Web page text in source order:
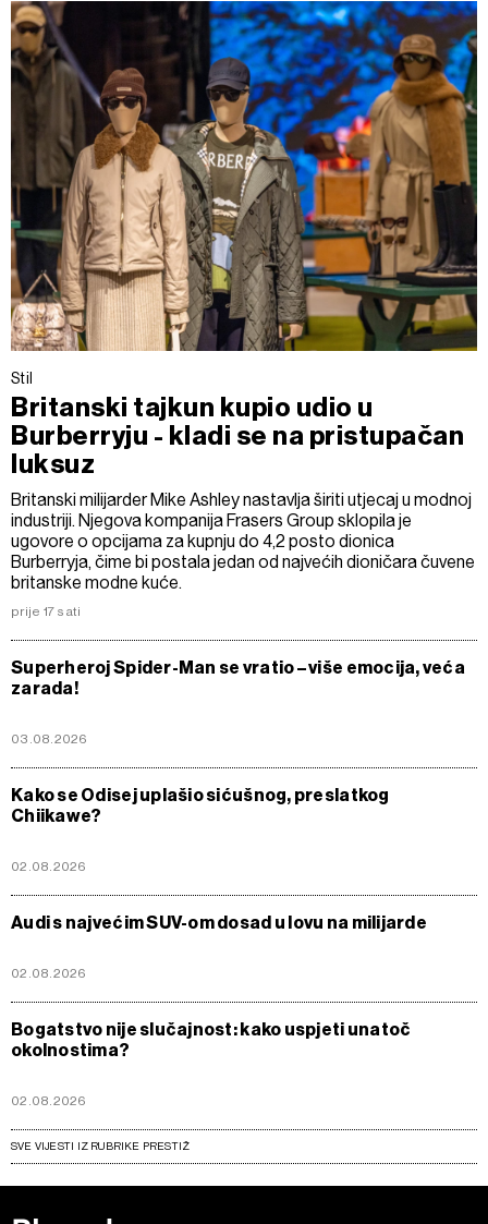
Stil
Britanski tajkun kupio udio u
Burberryju - kladi se na pristupačan
luksuz
Britanski milijarder Mike Ashley nastavlja širiti utjecaj u modnoj
industriji. Njegova kompanija Frasers Group sklopila je
ugovore o opcijama za kupnju do 4,2 posto dionica
Burberryja, čime bi postala jedan od najvećih dioničara čuvene
britanske modne kuće.
prije 17 sati
Superheroj Spider-Man se vratio – više emocija, veća
zarada!
03.08.2026
Kako se Odisej uplašio sićušnog, preslatkog
Chiikawe?
02.08.2026
Audi s najvećim SUV-om dosad u lovu na milijarde
02.08.2026
Bogatstvo nije slučajnost: kako uspjeti unatoč
okolnostima?
02.08.2026
SVE VIJESTI IZ RUBRIKE PRESTIŽ